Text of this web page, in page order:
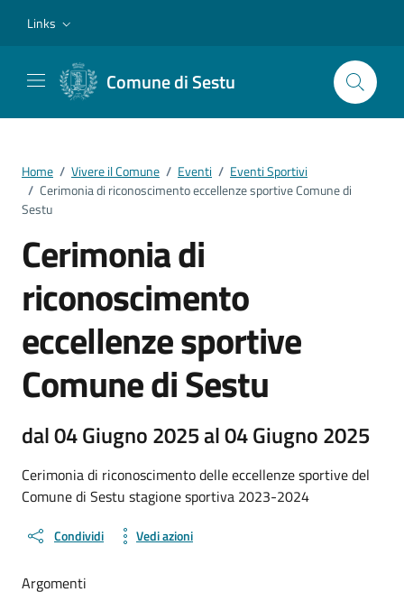
Links
Comune di Sestu
Home / Vivere il Comune / Eventi / Eventi Sportivi
/ Cerimonia di riconoscimento eccellenze sportive Comune di
Sestu
Cerimonia di
riconoscimento
eccellenze sportive
Comune di Sestu
dal 04 Giugno 2025 al 04 Giugno 2025
Cerimonia di riconoscimento delle eccellenze sportive del
Comune di Sestu stagione sportiva 2023-2024
Condividi Vedi azioni
Argomenti